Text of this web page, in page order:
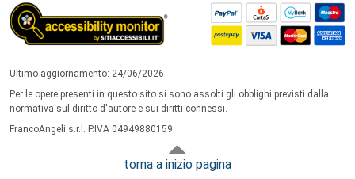
Ultimo aggiornamento: 24/06/2026
Per le opere presenti in questo sito si sono assolti gli obblighi previsti dalla
normativa sul diritto d'autore e sui diritti connessi.
FrancoAngeli s.r.l. P.IVA 04949880159
torna a inizio pagina